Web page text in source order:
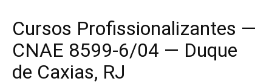
Cursos Profissionalizantes —
CNAE 8599-6/04 — Duque
de Caxias, RJ